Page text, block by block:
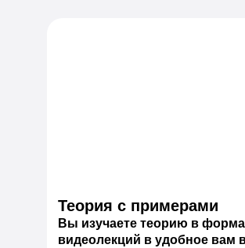
Теория с примерами
Вы изучаете теорию в
видеолекций в удобное вам